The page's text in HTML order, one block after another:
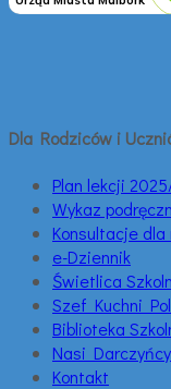
Dla Rodziców i
Plan lekcji
Wykaz
Konsultacje
e-Dziennik
Świetlica
Szef Kuchni
Biblioteka
Nasi Darczyńcy
Kontakt